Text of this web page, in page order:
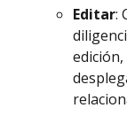
Editar: